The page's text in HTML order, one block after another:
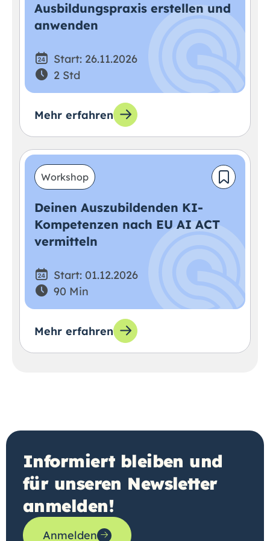
Ausbildungspraxis erstellen und
anwenden
Start: 26.11.2026
2 Std
Mehr erfahren
Workshop
Deinen Auszubildenden KI-
Kompetenzen nach EU AI ACT
vermitteln
Start: 01.12.2026
90 Min
Mehr erfahren
Informiert bleiben und
für unseren Newsletter
anmelden!
Anmelden